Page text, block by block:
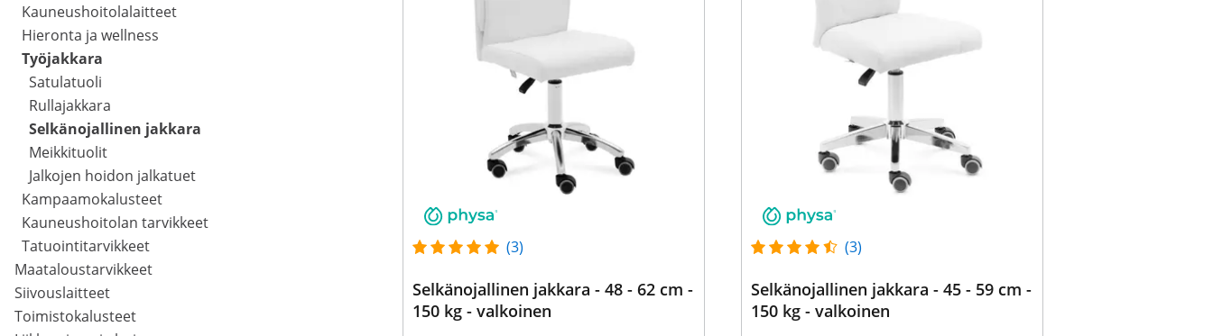
Kauneushoitolalaitteet
Hieronta ja wellness
Työjakkara
Satulatuoli
Rullajakkara
Selkänojallinen jakkara
Meikkituolit
Jalkojen hoidon jalkatuet
Kampaamokalusteet
Kauneushoitolan tarvikkeet
Tatuointitarvikkeet
Maataloustarvikkeet
Siivouslaitteet
Toimistokalusteet
(3)
Selkänojallinen jakkara - 48 - 62 cm -
150 kg - valkoinen
(3)
Selkänojallinen jakkara - 45 - 59 cm -
150 kg - valkoinen